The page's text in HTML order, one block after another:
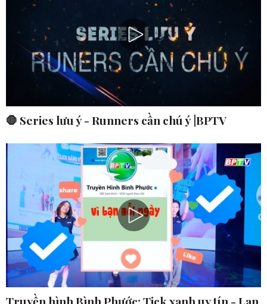
🛑 Series lưu ý - Runners cần chú ý |BPTV